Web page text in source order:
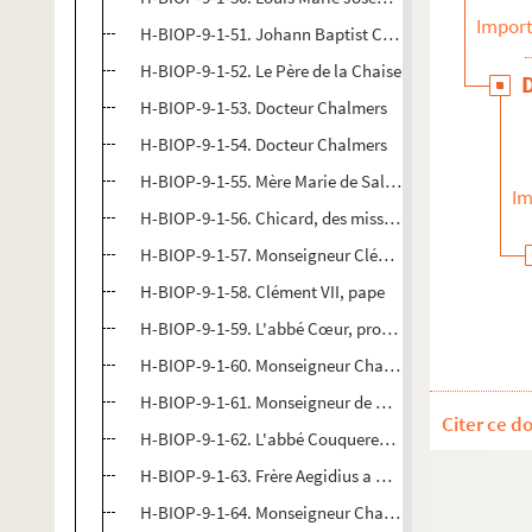
H-BIOP-9-1-51. Johann Baptist Cazet
H-BIOP-9-1-52. Le Père de la Chaise
H-BIOP-9-1-53. Docteur Chalmers
H-BIOP-9-1-54. Docteur Chalmers
H-BIOP-9-1-55. Mère Marie de Sales Chappuis
H-BIOP-9-1-56. Chicard, des missions étrangères
H-BIOP-9-1-57. Monseigneur Clément,
H-BIOP-9-1-58. Clément VII, pape
H-BIOP-9-1-59. L'abbé Cœur, professeur d'éloquence
H-BIOP-9-1-60. Monseigneur Charles Théodore Colet,
H-BIOP-9-1-61. Monseigneur de Conny
H-BIOP-9-1-62. L'abbé Couquereau, chanoine du
H-BIOP-9-1-63. Frère Aegidius a Cortona, vicaire
H-BIOP-9-1-64. Monseigneur Charles Pierre François
Citer ce